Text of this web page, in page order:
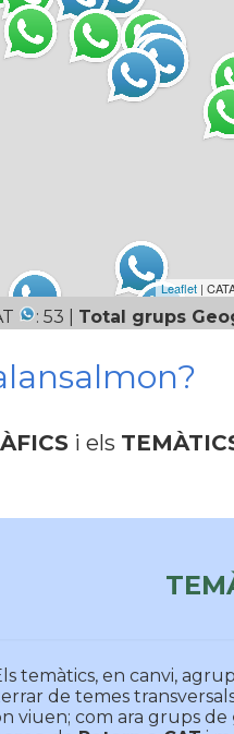
Leaflet |
: 53 | Total grups
i els
temàtics, en canvi,
de temes
viuen; com ara grups de